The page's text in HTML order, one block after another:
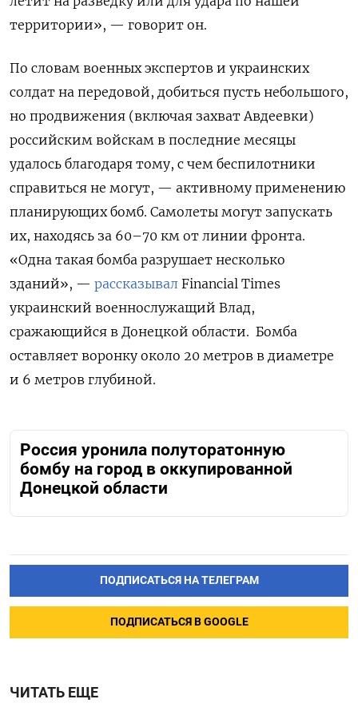
территории», — говорит он.
По словам военных экспертов и украинских
солдат на передовой, добиться пусть небольшого,
но продвижения (включая захват Авдеевки)
российским войскам в последние месяцы
удалось благодаря тому, с чем беспилотники
справиться не могут, — активному применению
планирующих бомб. Самолеты могут запускать
их, находясь за 60–70 км от линии фронта.
«Одна такая бомба разрушает несколько
зданий», — рассказывал Financial Times
украинский военнослужащий Влад,
сражающийся в Донецкой области. Бомба
оставляет воронку около 20 метров в диаметре
и 6 метров глубиной.
Россия уронила полуторатонную
бомбу на город в оккупированной
Донецкой области
ПОДПИСАТЬСЯ НА ТЕЛЕГРАМ
ПОДПИСАТЬСЯ В GOOGLE
ЧИТАТЬ ЕЩЕ